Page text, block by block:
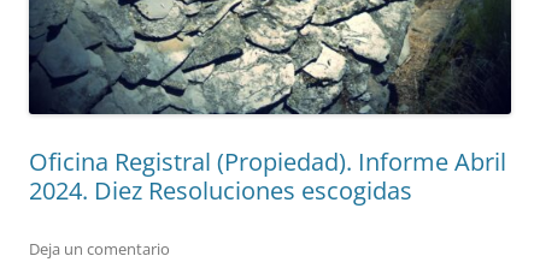
Oficina Registral (Propiedad). Informe Abril
2024. Diez Resoluciones escogidas
Deja un comentario